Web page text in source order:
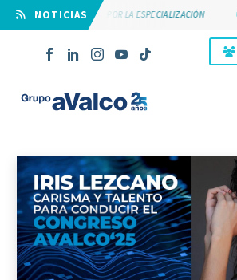
⠀NOTICIAS
SUYCAL 2000 APUESTA POR LA ESPECIALIZACIÓN